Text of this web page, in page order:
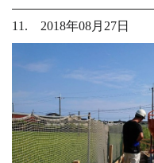
11. 2018年08月27日